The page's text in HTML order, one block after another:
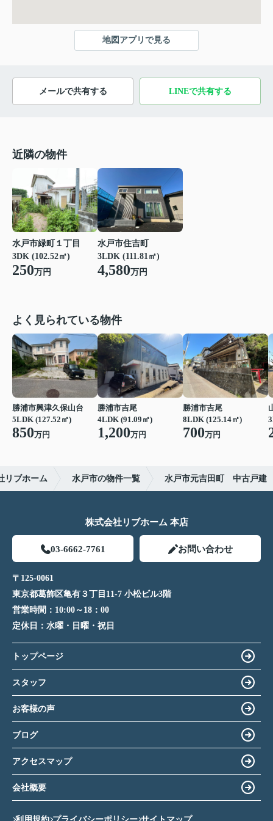
地図アプリで見る
メールで共有する LINEで共有する
近隣の物件
水戸市緑町１丁目
3DK (102.52㎡)
250万円
水戸市住吉町
3LDK (111.81㎡)
4,580万円
よく見られている物件
勝浦市興津久保山台
5LDK (127.52㎡)
850万円
勝浦市吉尾
4LDK (91.09㎡)
1,200万円
勝浦市吉尾
8LDK (125.14㎡)
700万円
リブホーム 水戸市の物件一覧 水戸市元吉田町 中古戸建
株式会社リブホーム 本店
03-6662-7761 お問い合わせ
〒125-0061
東京都葛飾区亀有３丁目11-7 小松ビル3階
営業時間： 10:00～18：00
定休日： 水曜・日曜・祝日
トップページ
スタッフ
お客様の声
ブログ
アクセスマップ
会社概要